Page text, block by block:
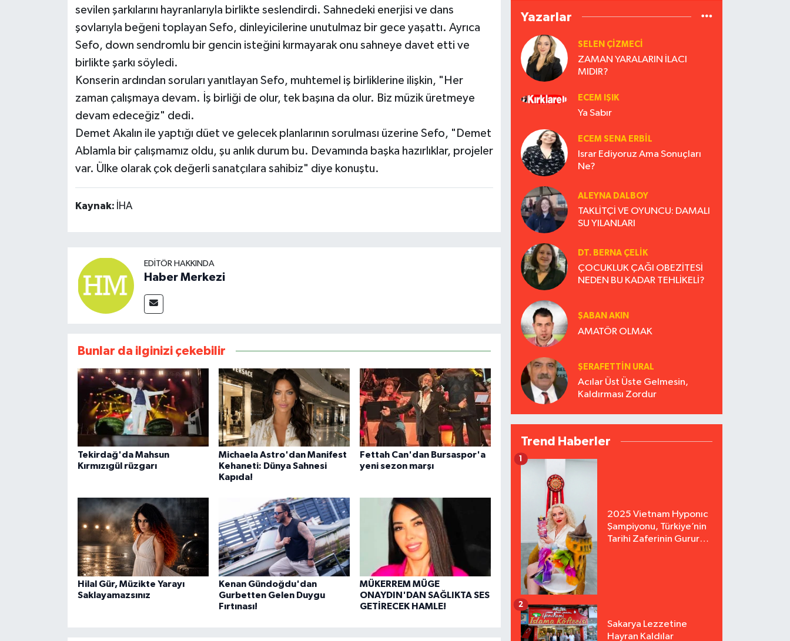
sevilen şarkılarını hayranlarıyla birlikte seslendirdi. Sahnedeki enerjisi ve dans
şovlarıyla beğeni toplayan Sefo, dinleyicilerine unutulmaz bir gece yaşattı. Ayrıca
Sefo, down sendromlu bir gencin isteğini kırmayarak onu sahneye davet etti ve
birlikte şarkı söyledi.
Konserin ardından soruları yanıtlayan Sefo, muhtemel iş birliklerine ilişkin, "Her
zaman çalışmaya devam. İş birliği de olur, tek başına da olur. Biz müzik üretmeye
devam edeceğiz" dedi.
Demet Akalın ile yaptığı düet ve gelecek planlarının sorulması üzerine Sefo, "Demet
Ablamla bir çalışmamız oldu, şu anlık durum bu. Devamında başka hazırlıklar, projeler
var. Ülke olarak çok değerli sanatçılara sahibiz" diye konuştu.
Kaynak: İHA
EDITÖR HAKKINDA
Haber Merkezi
Bunlar da ilginizi çekebilir
Tekirdağ'da Mahsun
Kırmızıgül rüzgarı
Michaela Astro'dan Manifest
Kehaneti: Dünya Sahnesi
Kapıda!
Fettah Can'dan Bursaspor'a
yeni sezon marşı
Hilal Gür, Müzikte Yarayı
Saklayamazsınız
Kenan Gündoğdu'dan
Gurbetten Gelen Duygu
Fırtınası!
MÜKERREM MÜGE
ONAYDIN'DAN SAĞLIKTA SES
GETİRECEK HAMLE!
Yazarlar
SELEN ÇİZMECİ
ZAMAN YARALARIN İLACI
MIDIR?
ECEM IŞIK
Ya Sabır
ECEM SENA ERBIL
Israr Ediyoruz Ama Sonuçları
Ne?
ALEYNA DALBOY
TAKLİTÇİ VE OYUNCU: DAMALI
SU YILANLARI
DT. BERNA ÇELIK
ÇOCUKLUK ÇAĞI OBEZİTESİ
NEDEN BU KADAR TEHLİKELİ?
ŞABAN AKIN
AMATÖR OLMAK
ŞERAFETTIN URAL
Acılar Üst Üste Gelmesin,
Kaldırması Zordur
Trend Haberler
2025 Vietnam Hyponıc
Şampiyonu, Türkiye’nin
Tarihi Zaferinin Gururu
1
Sakarya Lezzetine
Hayran Kaldılar
2